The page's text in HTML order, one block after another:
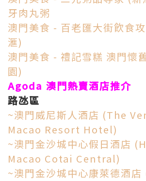
牙肉丸粥
澳門美食 - 百老匯大街飮食
滙)
澳門美食 - 禮記雪糕 澳門懷
園)
Agoda 澳門熱賣酒店推介
路氹區
~澳門威尼斯人酒店 (The
Macao Resort Hotel)
~澳門金沙城中心假日酒店
Macao Cotai Central)
~澳門金沙城中心康萊德酒